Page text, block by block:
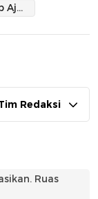
Pj Sekda Sidrap Ajak Warga Doakan Jemaah Haji
Redaksi
Ruas